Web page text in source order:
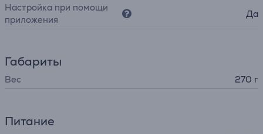
Настройка при помощи
приложения
Да
Габариты
Вес 270 г
Питание